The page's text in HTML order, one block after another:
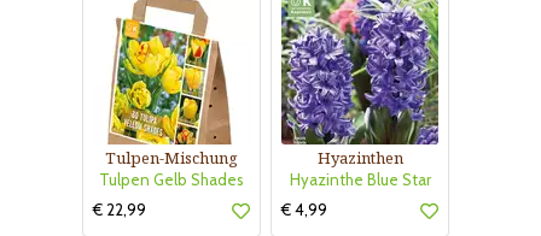
Tulpen-Mischung
Tulpen Gelb Shades
€ 22,99
Hyazinthen
Hyazinthe Blue Star
€ 4,99